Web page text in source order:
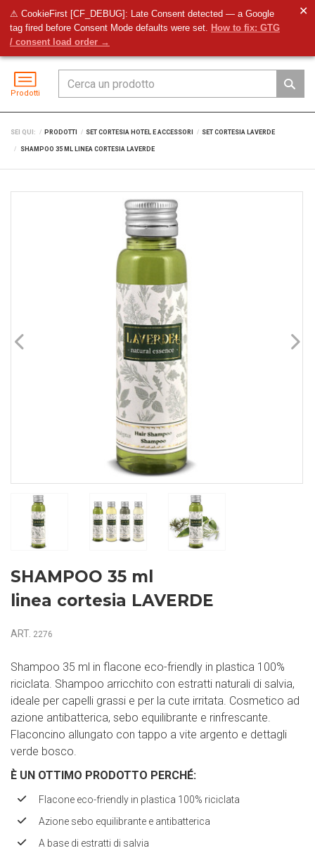
⚠ CookieFirst [CF_DEBUG]: Late Consent detected — a Google
tag fired before Consent Mode defaults were set. How to fix: GTG
/ consent load order →
✕
Prodotti
SEI QUI: PRODOTTI SET CORTESIA HOTEL E ACCESSORI SET CORTESIA LAVERDE
SHAMPOO 35 ML LINEA CORTESIA LAVERDE
SHAMPOO 35 ml
linea cortesia LAVERDE
ART. 2276
Shampoo 35 ml in flacone eco-friendly in plastica 100%
riciclata. Shampoo arricchito con estratti naturali di salvia,
ideale per capelli grassi e per la cute irritata. Cosmetico ad
azione antibatterica, sebo equilibrante e rinfrescante.
Flaconcino allungato con tappo a vite argento e dettagli
verde bosco.
È UN OTTIMO PRODOTTO PERCHÉ:
Flacone eco-friendly in plastica 100% riciclata
Azione sebo equilibrante e antibatterica
A base di estratti di salvia